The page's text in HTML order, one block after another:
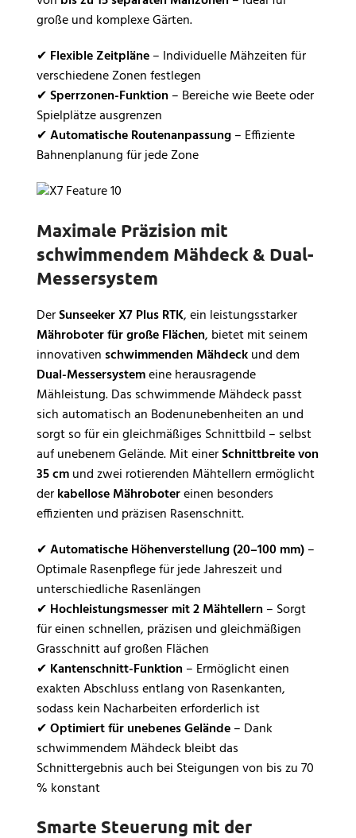
große und komplexe Gärten.
✔ Flexible Zeitpläne– Individuelle Mähzeiten für
verschiedene Zonen festlegen
✔Sperrzonen-Funktion – Bereiche wie Beete oder
Spielplätze ausgrenzen
✔Automatische Routenanpassung– Effiziente
Bahnenplanung für jede Zone
Maximale Präzision mit
schwimmendem Mähdeck & Dual-
Messersystem
DerSunseeker X7 Plus RTK, ein leistungsstarker
Mähroboter für große Flächen, bietet mit seinem
innovativenschwimmenden Mähdeckund dem
Dual-Messersystemeine herausragende
Mähleistung. Das schwimmende Mähdeck passt
sich automatisch an Bodenunebenheiten an und
sorgt so für ein gleichmäßiges Schnittbild – selbst
auf unebenem Gelände. Mit einerSchnittbreite von
35 cmund zwei rotierenden Mähtellern ermöglicht
derkabellose Mährobotereinen besonders
effizienten und präzisen Rasenschnitt.
✔Automatische Höhenverstellung (20–100 mm)–
Optimale Rasenpflege für jede Jahreszeit und
unterschiedliche Rasenlängen
✔ Hochleistungsmesser mit 2 Mähtellern – Sorgt
für einen schnellen, präzisen und gleichmäßigen
Grasschnitt auf großen Flächen
✔ Kantenschnitt-Funktion – Ermöglicht einen
exakten Abschluss entlang von Rasenkanten,
sodass kein Nacharbeiten erforderlich ist
✔Optimiert für unebenes Gelände– Dank
schwimmendem Mähdeck bleibt das
Schnittergebnis auch bei Steigungen von bis zu 70
% konstant
Smarte Steuerung mit der